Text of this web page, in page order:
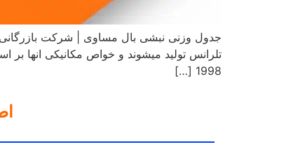
جدول وزنی نبشی بال مساوی | شرکت بازرگانی
1998 […]